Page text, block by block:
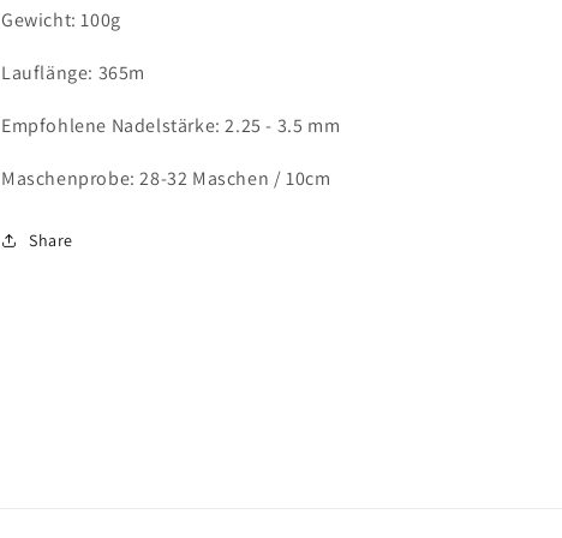
Gewicht: 100g
Lauflänge: 365m
Empfohlene Nadelstärke: 2.25 - 3.5 mm
Maschenprobe: 28-32 Maschen / 10cm
Share